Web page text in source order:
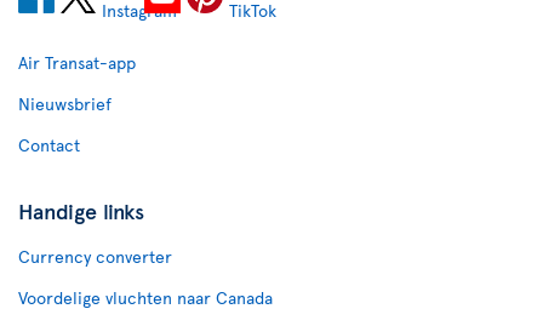
Air Transat-app
Nieuwsbrief
Contact
Handige links
Currency converter
Voordelige vluchten naar Canada